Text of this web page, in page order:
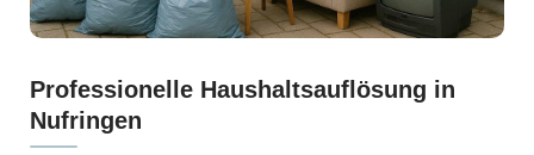
Professionelle Haushaltsauflösung in
Nufringen